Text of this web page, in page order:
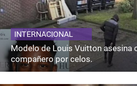
INTERNACIONAL
Modelo de Louis Vuitton asesina
compañero por celos.